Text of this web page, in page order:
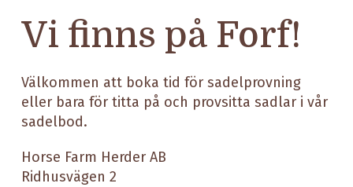
Vi finns på Forf!
Välkommen att boka tid för sadelprovning
eller bara för titta på och provsitta sadlar i vår
sadelbod.
Horse Farm Herder AB
Ridhusvägen 2